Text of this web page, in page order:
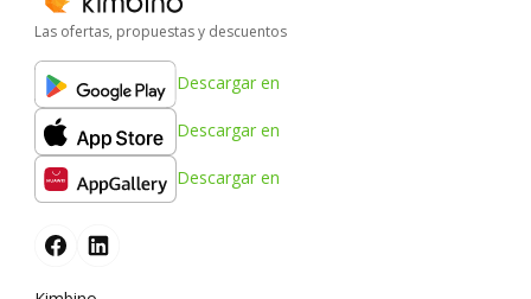
Las ofertas, propuestas y descuentos
Descargar en
Descargar en
Descargar en